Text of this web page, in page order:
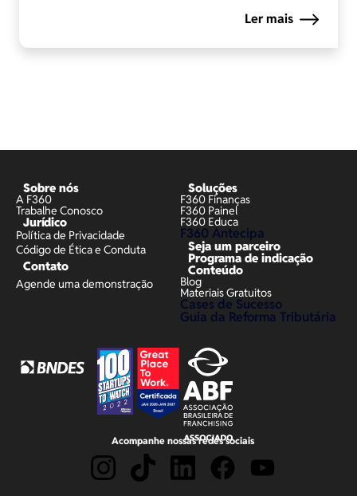
Ler mais
Sobre nós
A F360
Trabalhe Conosco
Jurídico
Política de Privacidade
Código de Ética e Conduta
Contato
Agende uma demonstração
Soluções
F360 Finanças
F360 Painel
F360 Educa
F360 Antecipa
Seja um parceiro
Programa de indicação
Conteúdo
Blog
Materiais Gratuitos
Cases de Sucesso
Guia da Reforma Tributária
Acompanhe nossas redes sociais